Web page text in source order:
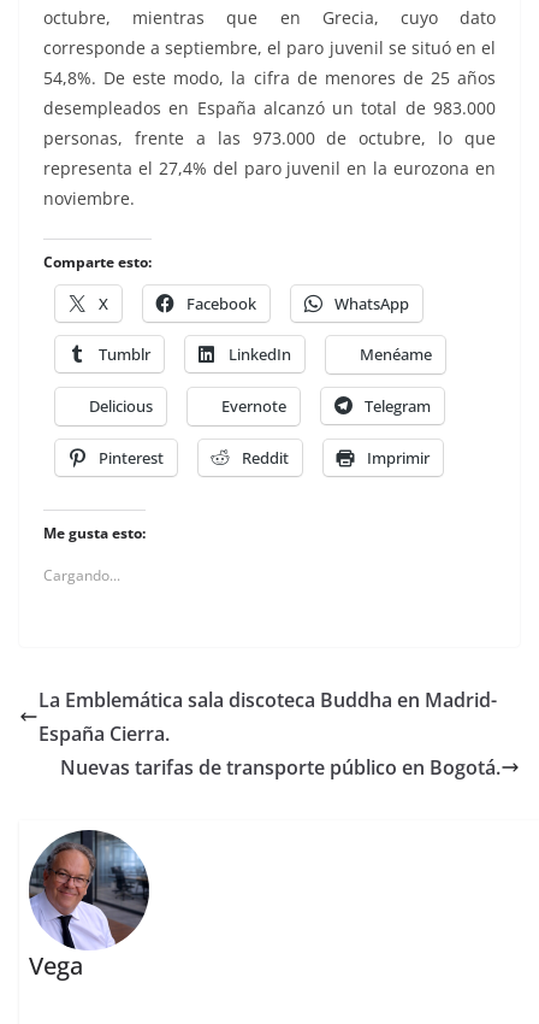
octubre, mientras que en Grecia, cuyo dato
corresponde a septiembre, el paro juvenil se situó en el
54,8%. De este modo, la cifra de menores de 25 años
desempleados en España alcanzó un total de 983.000
personas, frente a las 973.000 de octubre, lo que
representa el 27,4% del paro juvenil en la eurozona en
noviembre.
Comparte esto:
X Facebook WhatsApp
Tumblr LinkedIn Menéame
Delicious Evernote Telegram
Pinterest Reddit Imprimir
Me gusta esto:
Cargando...
La Emblemática sala discoteca Buddha en Madrid-
España Cierra.
Nuevas tarifas de transporte público en Bogotá.
Vega